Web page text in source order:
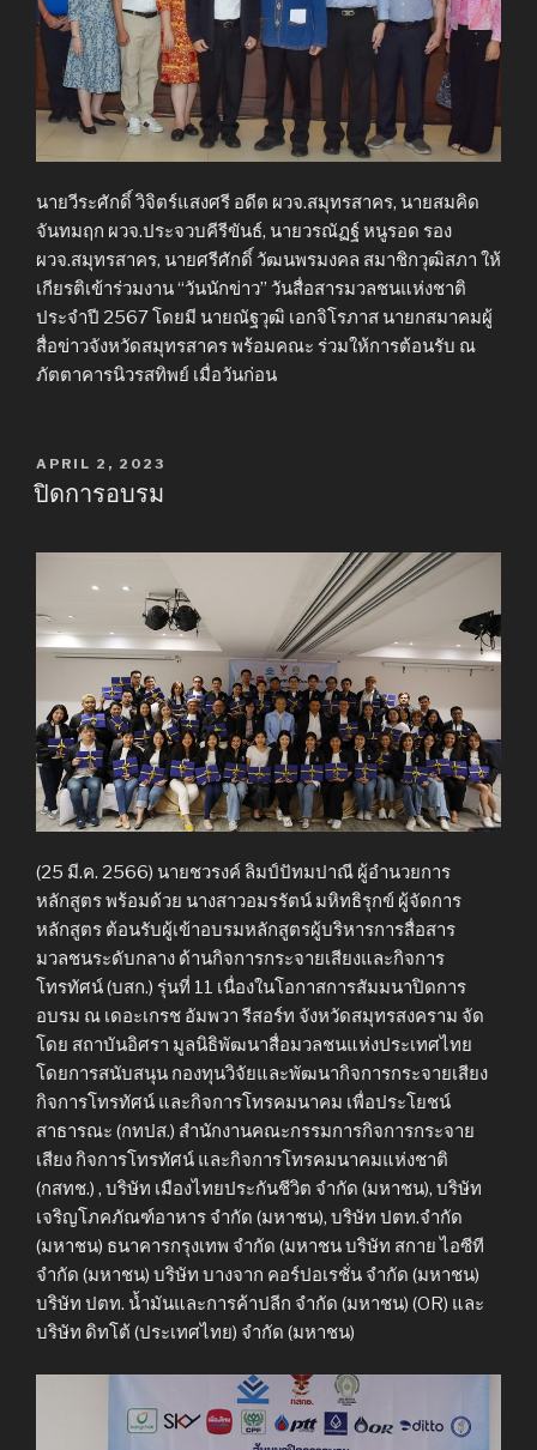
นายวีระศักดิ์ วิจิตร์แสงศรี อดีต ผวจ.สมุทรสาคร, นายสมคิด
จันทมฤก ผวจ.ประจวบคีรีขันธ์, นายวรณัฏฐ์ หนูรอด รอง
ผวจ.สมุทรสาคร, นายศรีศักดิ์ วัฒนพรมงคล สมาชิกวุฒิสภา ให้
เกียรติเข้าร่วมงาน “วันนักข่าว” วันสื่อสารมวลชนแห่งชาติ
ประจำปี 2567 โดยมี นายณัฐวุฒิ เอกจิโรภาส นายกสมาคมผู้
สื่อข่าวจังหวัดสมุทรสาคร พร้อมคณะ ร่วมให้การต้อนรับ ณ
ภัตตาคารนิวรสทิพย์ เมื่อวันก่อน
POSTED
ON
APRIL 2, 2023
ปิดการอบรม
(25 มี.ค. 2566) นายชวรงค์ ลิมป์ปัทมปาณี ผู้อำนวยการ
หลักสูตร พร้อมด้วย นางสาวอมรรัตน์ มหิทธิรุกข์ ผู้จัดการ
หลักสูตร ต้อนรับผู้เข้าอบรมหลักสูตรผู้บริหารการสื่อสาร
มวลชนระดับกลาง ด้านกิจการกระจายเสียงและกิจการ
โทรทัศน์ (บสก.) รุ่นที่ 11 เนื่องในโอกาสการสัมมนาปิดการ
อบรม ณ เดอะเกรช อัมพวา รีสอร์ท จังหวัดสมุทรสงคราม จัด
โดย สถาบันอิศรา มูลนิธิพัฒนาสื่อมวลชนแห่งประเทศไทย
โดยการสนับสนุน กองทุนวิจัยและพัฒนากิจการกระจายเสียง
กิจการโทรทัศน์ และกิจการโทรคมนาคม เพื่อประโยชน์
สาธารณะ (กทปส.) สำนักงานคณะกรรมการกิจการกระจาย
เสียง กิจการโทรทัศน์ และกิจการโทรคมนาคมแห่งชาติ
(กสทช.) , บริษัท เมืองไทยประกันชีวิต จำกัด (มหาชน), บริษัท
เจริญโภคภัณฑ์อาหาร จำกัด (มหาชน), บริษัท ปตท.จำกัด
(มหาชน) ธนาคารกรุงเทพ จำกัด (มหาชน บริษัท สกาย ไอซีที
จำกัด (มหาชน) บริษัท บางจาก คอร์ปอเรชั่น จำกัด (มหาชน)
บริษัท ปตท. น้ำมันและการค้าปลีก จำกัด (มหาชน) (OR) และ
บริษัท ดิทโต้ (ประเทศไทย) จำกัด (มหาชน)